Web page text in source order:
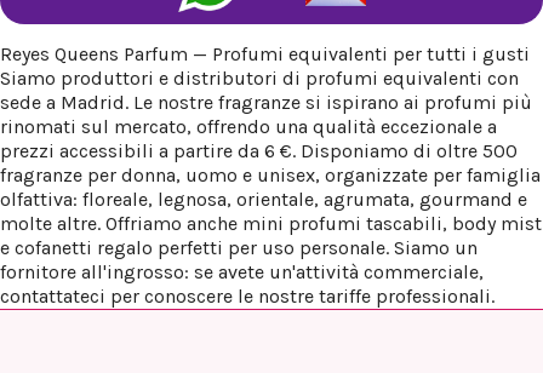
Reyes Queens Parfum — Profumi equivalenti per tutti i gusti
Siamo produttori e distributori di profumi equivalenti con
sede a Madrid. Le nostre fragranze si ispirano ai profumi più
rinomati sul mercato, offrendo una qualità eccezionale a
prezzi accessibili a partire da 6 €. Disponiamo di oltre 500
fragranze per donna, uomo e unisex, organizzate per famiglia
olfattiva: floreale, legnosa, orientale, agrumata, gourmand e
molte altre. Offriamo anche mini profumi tascabili, body mist
e cofanetti regalo perfetti per uso personale. Siamo un
fornitore all'ingrosso: se avete un'attività commerciale,
contattateci per conoscere le nostre tariffe professionali.